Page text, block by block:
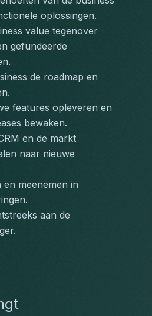
oplossingen.
value tegenover
gefundeerde
de roadmap en
features opleveren en
bewaken.
en de markt
naar nieuwe
meenemen in
aan de